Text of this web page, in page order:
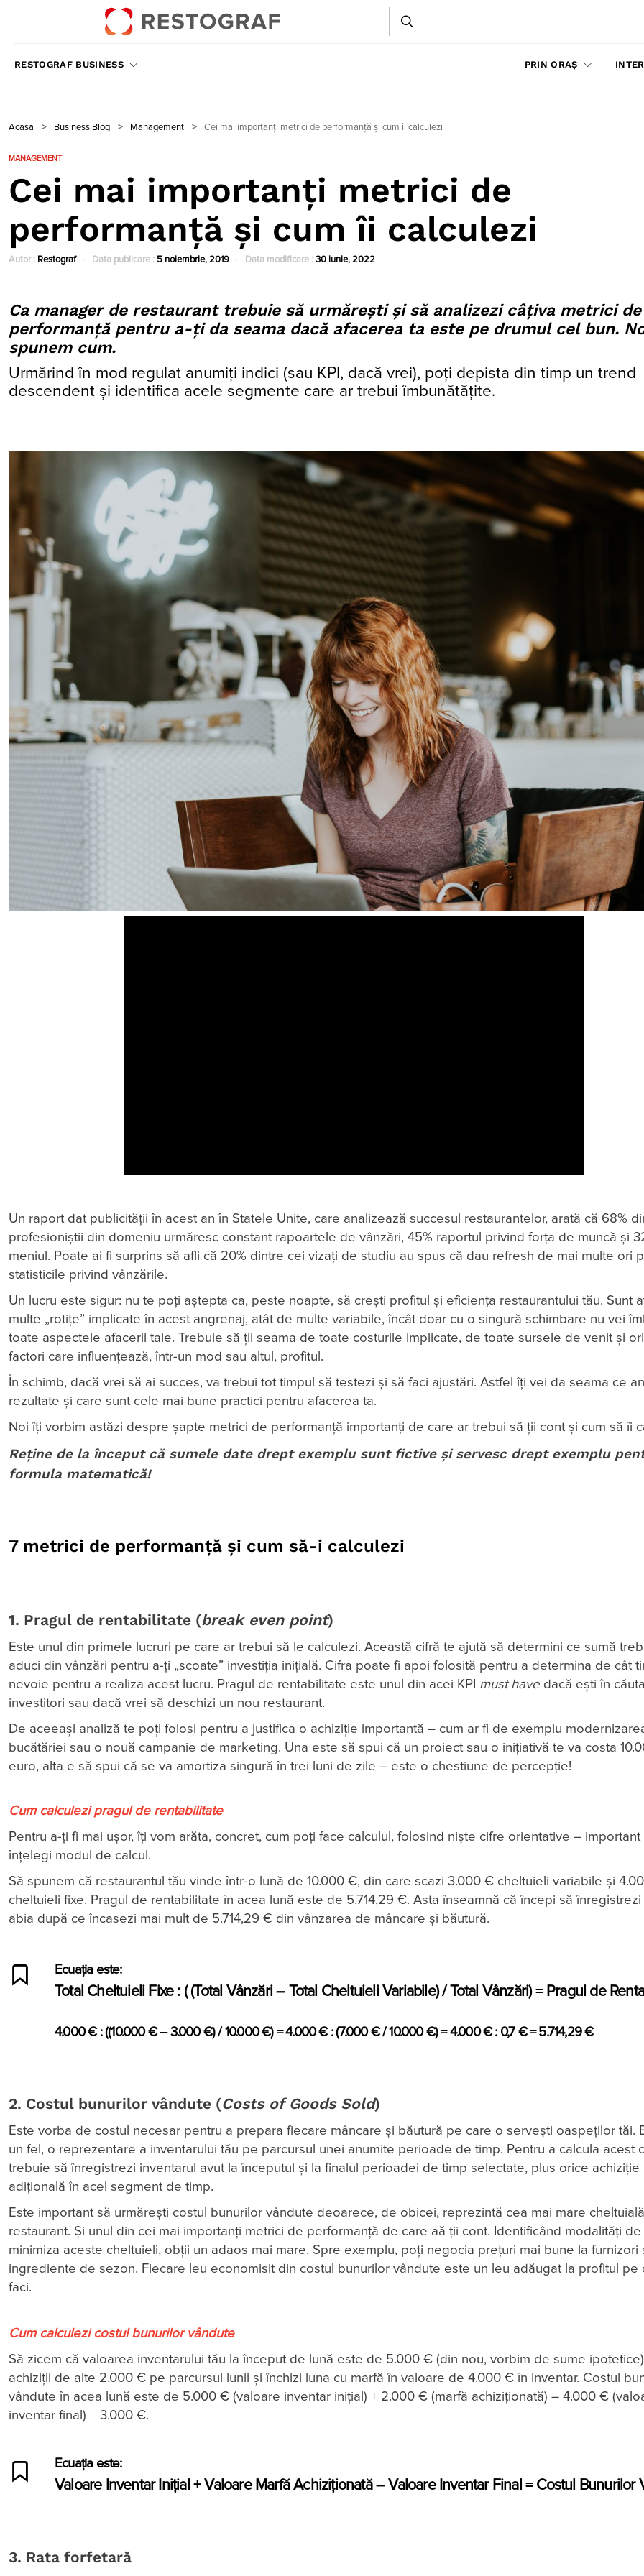
RESTOGRAF BUSINESS PRIN ORAȘ
Acasa > Business Blog > Management > Cei mai importanți metrici de performanță și cum îi calculezi
MANAGEMENT
Cei mai importanți metrici de
performanță și cum îi calculezi
Autor : Restograf Data publicare : 5 noiembrie, 2019 Data modificare : 30 iunie, 2022
Ca manager de restaurant trebuie să urmărești și să analizezi câțiva metrici de
performanță pentru a-ți da seama dacă afacerea ta este pe drumul cel bun.
spunem cum.
Urmărind în mod regulat anumiți indici (sau KPI, dacă vrei), poți depista din timp un trend
descendent și identifica acele segmente care ar trebui îmbunătățite.
Un raport dat publicității în acest an în Statele Unite, care analizează succesul restaurantelor, arată că 68%
profesioniștii din domeniu urmăresc constant rapoartele de vânzări, 45% raportul privind forța de muncă și
meniul. Poate ai fi surprins să afli că 20% dintre cei vizați de studiu au spus că dau refresh de mai multe ori
statisticile privind vânzările.
Un lucru este sigur: nu te poți aștepta ca, peste noapte, să crești profitul și eficiența restaurantului tău. Sunt
multe „rotițe” implicate în acest angrenaj, atât de multe variabile, încât doar cu o singură schimbare nu vei
toate aspectele afacerii tale. Trebuie să ții seama de toate costurile implicate, de toate sursele de venit și
factori care influențează, într-un mod sau altul, profitul.
În schimb, dacă vrei să ai succes, va trebui tot timpul să testezi și să faci ajustări. Astfel îți vei da seama ce
rezultate și care sunt cele mai bune practici pentru afacerea ta.
Noi îți vorbim astăzi despre șapte metrici de performanță importanți de care ar trebui să ții cont și cum să îi
Reține de la început că sumele date drept exemplu sunt fictive și servesc drept exemplu
formula matematică!
7 metrici de performanță și cum să-i calculezi
1. Pragul de rentabilitate (break even point)
Este unul din primele lucruri pe care ar trebui să le calculezi. Această cifră te ajută să determini ce sumă
aduci din vânzări pentru a-ți „scoate” investiția inițială. Cifra poate fi apoi folosită pentru a determina de cât
nevoie pentru a realiza acest lucru. Pragul de rentabilitate este unul din acei KPI must have dacă ești în
investitori sau dacă vrei să deschizi un nou restaurant.
De aceeași analiză te poți folosi pentru a justifica o achiziție importantă – cum ar fi de exemplu
bucătăriei sau o nouă campanie de marketing. Una este să spui că un proiect sau o inițiativă te va costa
euro, alta e să spui că se va amortiza singură în trei luni de zile – este o chestiune de percepție!
Cum calculezi pragul de rentabilitate
Pentru a-ți fi mai ușor, îți vom arăta, concret, cum poți face calculul, folosind niște cifre orientative – important
înțelegi modul de calcul.
Să spunem că restaurantul tău vinde într-o lună de 10.000 €, din care scazi 3.000 € cheltuieli variabile și
cheltuieli fixe. Pragul de rentabilitate în acea lună este de 5.714,29 €. Asta înseamnă că începi să
abia după ce încasezi mai mult de 5.714,29 € din vânzarea de mâncare și băutură.
Ecuația este:
Total Cheltuieli Fixe : ( (Total Vânzări – Total Cheltuieli Variabile) / Total Vânzări) = Pragul de
4.000 € : ((10.000 € – 3.000 €) / 10.000 €) = 4.000 € : (7.000 € / 10.000 €) = 4.000 € : 0,7 € = 5.714,29 €
2. Costul bunurilor vândute (Costs of Goods Sold)
Este vorba de costul necesar pentru a prepara fiecare mâncare și băutură pe care o servești oaspeților tăi.
un fel, o reprezentare a inventarului tău pe parcursul unei anumite perioade de timp. Pentru a calcula acest
trebuie să înregistrezi inventarul avut la începutul și la finalul perioadei de timp selectate, plus orice achiziție
adițională în acel segment de timp.
Este important să urmărești costul bunurilor vândute deoarece, de obicei, reprezintă cea mai mare
restaurant. Și unul din cei mai importanți metrici de performanță de care aă ții cont. Identificând modalități de
minimiza aceste cheltuieli, obții un adaos mai mare. Spre exemplu, poți negocia prețuri mai bune la furnizori
ingrediente de sezon. Fiecare leu economisit din costul bunurilor vândute este un leu adăugat la profitul pe
faci.
Cum calculezi costul bunurilor vândute
Să zicem că valoarea inventarului tău la început de lună este de 5.000 € (din nou, vorbim de sume
achiziții de alte 2.000 € pe parcursul lunii și închizi luna cu marfă în valoare de 4.000 € în inventar. Costul
vândute în acea lună este de 5.000 € (valoare inventar inițial) + 2.000 € (marfă achiziționată) – 4.000 €
inventar final) = 3.000 €.
Ecuația este:
Valoare Inventar Inițial + Valoare Marfă Achiziționată – Valoare Inventar Final = Costul Bunurilor
3. Rata forfetară